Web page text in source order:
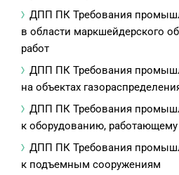
ДПП ПК Требования
в области маркшейдерского
работ
ДПП ПК Требования
на объектах
ДПП ПК Требования
к оборудованию,
ДПП ПК Требования
к подъемным сооружениям